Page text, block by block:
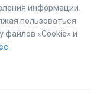
информации.
пользоваться
файлов «Cookie» и